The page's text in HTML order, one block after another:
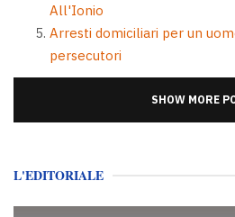
All'Ionio
Arresti domiciliari per un
persecutori
SHOW MORE
L'EDITORIALE